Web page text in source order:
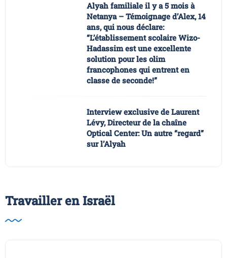
Alyah familiale il y a 5 mois à
Netanya – Témoignage d’Alex, 14
ans, qui nous déclare:
“L’établissement scolaire Wizo-
Hadassim est une excellente
solution pour les olim
francophones qui entrent en
classe de seconde!”
Interview exclusive de Laurent
Lévy, Directeur de la chaîne
Optical Center: Un autre “regard”
sur l’Alyah
Travailler en Israël